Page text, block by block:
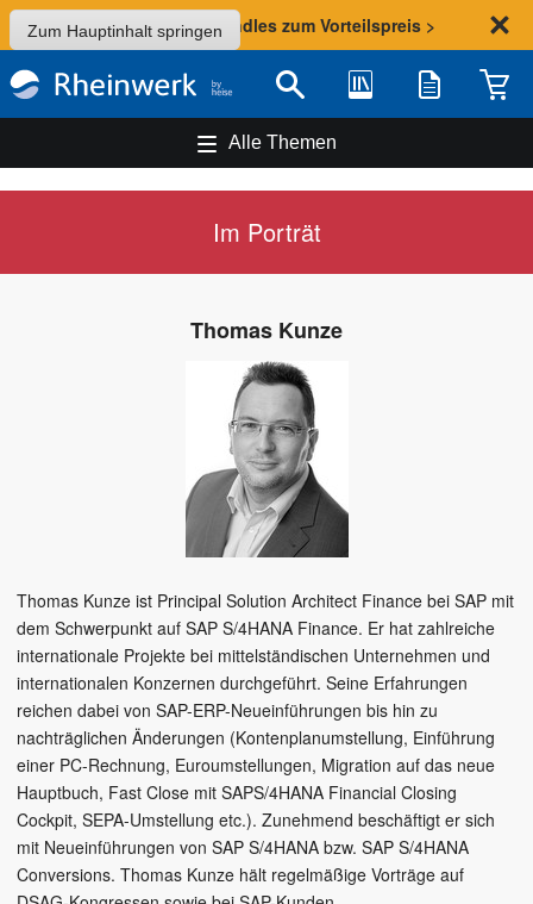
Zum Hauptinhalt springen
Sommer-Aktion: Bundles zum Vorteilspreis >
Suche Bibliothek Merkliste
Alle Themen
Im Porträt
Thomas Kunze
Thomas Kunze ist Principal Solution Architect Finance bei SAP mit
dem Schwerpunkt auf SAP S/4HANA Finance. Er hat zahlreiche
internationale Projekte bei mittelständischen Unternehmen und
internationalen Konzernen durchgeführt. Seine Erfahrungen
reichen dabei von SAP-ERP-Neueinführungen bis hin zu
nachträglichen Änderungen (Kontenplanumstellung, Einführung
einer PC-Rechnung, Euroumstellungen, Migration auf das neue
Hauptbuch, Fast Close mit SAPS/4HANA Financial Closing
Cockpit, SEPA-Umstellung etc.). Zunehmend beschäftigt er sich
mit Neueinführungen von SAP S/4HANA bzw. SAP S/4HANA
Conversions. Thomas Kunze hält regelmäßige Vorträge auf